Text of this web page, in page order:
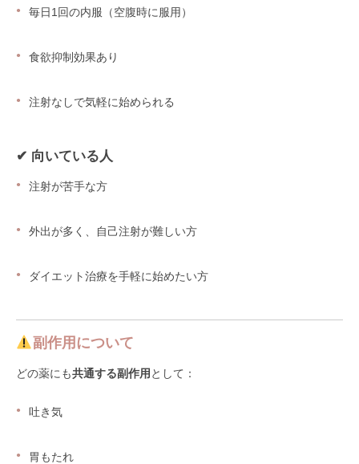
毎日1回の内服（空腹時に服用）
食欲抑制効果あり
注射なしで気軽に始められる
✔ 向いている人
注射が苦手な方
外出が多く、自己注射が難しい方
ダイエット治療を手軽に始めたい方
副作用について
どの薬にも共通する副作用 として：
吐き気
胃もたれ